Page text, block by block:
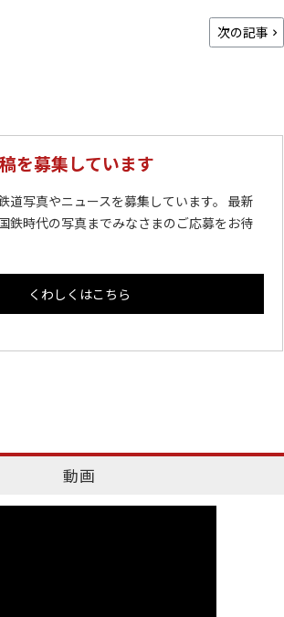
次の記事
を募集しています
道写真やニュースを募集しています。 最新
鉄時代の写真までみなさまのご応募をお待
くわしくはこちら
動画